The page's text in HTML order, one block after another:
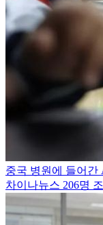
중국 병원에 들어간
차이나뉴스 206명